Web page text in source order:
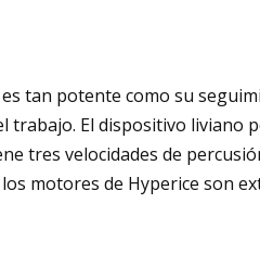
tan potente como su
El dispositivo liviano
tres velocidades de
motores de Hyperice son